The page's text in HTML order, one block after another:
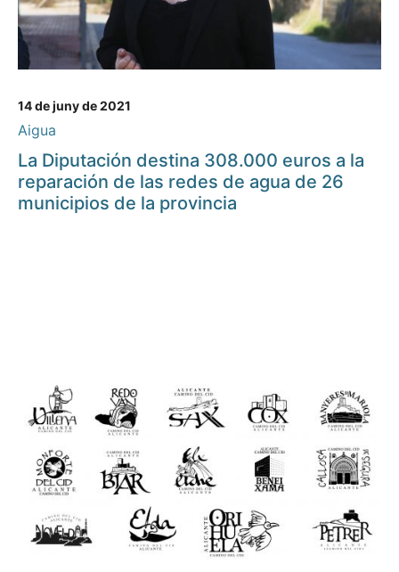
14 de juny de 2021
Aigua
La Diputación destina 308.000 euros a la
reparación de las redes de agua de 26
municipios de la provincia